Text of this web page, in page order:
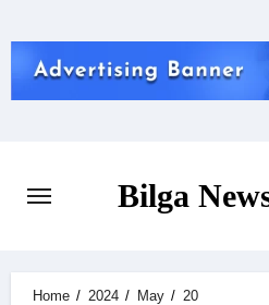
to
content
Bilga
Home 2024 May
20